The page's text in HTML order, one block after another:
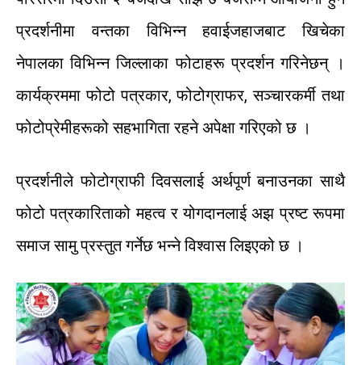
प्रदर्शनीमा
वन्तकाविभिन्न हवाईजहाजबाट
खिचेका
नेपालका विभिन्न जिल्लाका फोटाहरू प्रदर्शन गरिनेछन्
।
कार्यक्रममा फोटो पत्रकार,फोटोग्राफर,सञ्चारकर्मी तथा
फोटोप्रेमीहरूको सहभागिता रहने अपेक्षा गरिएको छ ।
प्रदर्शनीले फोटोग्राफी दिवसलाई अर्थपूर्ण बनाउनका साथै
फोटो पत्रकारिताको महत्व र योगदानलाई अझ प्रष्ट रूपमा
समाज सामुप्रस्तुत गर्नेछ भन्ने विश्वास लिइएको छ ।